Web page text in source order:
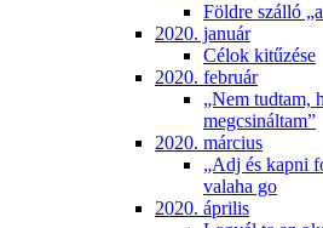
Földre szálló
2020. január
Célok kitűzése
2020. február
„Nem tudtam,
megcsináltam”
2020. március
„Adj és kapni
valaha go
2020. április